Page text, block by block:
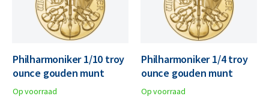
Philharmoniker 1/10 troy
ounce gouden munt
Op voorraad
Philharmoniker 1/4 troy
ounce gouden munt
Op voorraad